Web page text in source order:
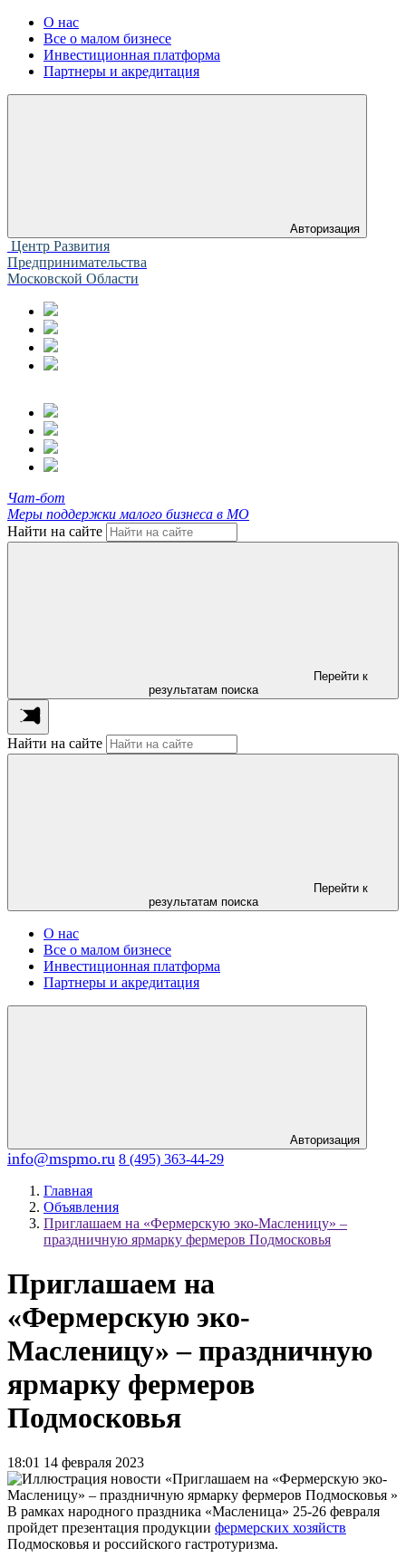
О нас
Все о малом бизнесе
Инвестиционная платформа
Партнеры и акредитация
Авторизация
Центр Развития
Предпринимательства
Московской Области
Чат-бот
Меры поддержки малого бизнеса в МО
Найти на сайте
Перейти к
результатам поиска
Найти на сайте
Перейти к
результатам поиска
О нас
Все о малом бизнесе
Инвестиционная платформа
Партнеры и акредитация
Авторизация
info@mspmo.ru 8 (495) 363-44-29
Главная
Объявления
Приглашаем на «Фермерскую эко-Масленицу» –
праздничную ярмарку фермеров Подмосковья
Приглашаем на
«Фермерскую эко-
Масленицу» – праздничную
ярмарку фермеров
Подмосковья
18:01 14 февраля 2023
В рамках народного праздника «Масленица» 25-26 февраля
пройдет презентация продукции фермерских хозяйств
Подмосковья и российского гастротуризма.